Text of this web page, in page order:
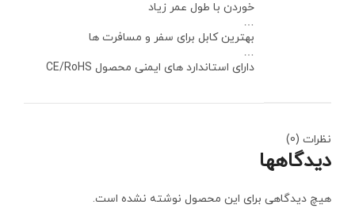
خوردن با طول عمر زیاد
…
بهترین کابل برای سفر و مسافرت ها
…
دارای استاندارد های ایمنی محصول CE/RoHS
نظرات (0)
دیدگاهها
هیچ دیدگاهی برای این محصول نوشته نشده است.